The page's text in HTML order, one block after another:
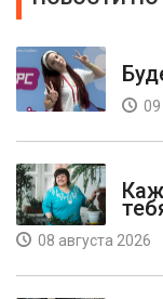
09
08 августа 2026